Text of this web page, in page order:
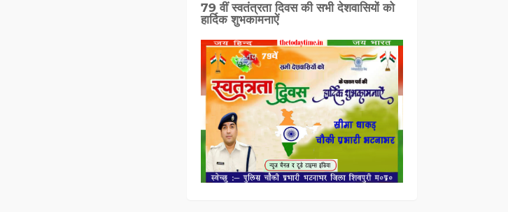
79 वीं स्वतंत्रता दिवस की सभी देशवासियों को
हार्दिक शुभकामनाऐं